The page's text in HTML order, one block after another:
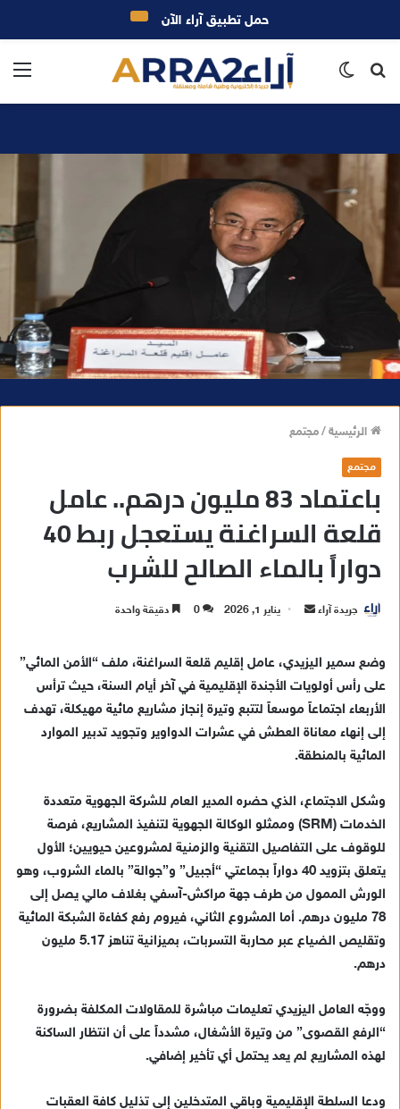
بحث
الرئيسية/مجتمع
مجتمع
باعتماد 83 مليون درهم.. عامل
قلعة السراغنة يستعجل ربط 40
دواراً بالماء الصالح للشرب
جريدة آراء
ي
د
إ
ل
ك
ت
يناير 1, 2026 0 دقيقة واحدة
وضع سمير اليزيدي، عامل إقليم قلعة السراغنة، ملف “الأمن المائي”
على رأس أولويات الأجندة الإقليمية في آخر أيام السنة، حيث ترأس
الأربعاء اجتماعاً موسعاً لتتبع وتيرة إنجاز مشاريع مائية مهيكلة، تهدف
إلى إنهاء معاناة العطش في عشرات الدواوير وتجويد تدبير الموارد
المائية بالمنطقة.
وشكل الاجتماع، الذي حضره المدير العام للشركة الجهوية متعددة
الخدمات (SRM) وممثلو الوكالة الجهوية لتنفيذ المشاريع، فرصة
للوقوف على التفاصيل التقنية والزمنية لمشروعين حيويين؛ الأول
يتعلق بتزويد 40 دواراً بجماعتي “أجبيل” و”جوالة” بالماء الشروب، وهو
الورش الممول من طرف جهة مراكش-آسفي بغلاف مالي يصل إلى
78 مليون درهم. أما المشروع الثاني، فيروم رفع كفاءة الشبكة المائية
وتقليص الضياع عبر محاربة التسربات، بميزانية تناهز 5.17 مليون
درهم.
ووجّه العامل اليزيدي تعليمات مباشرة للمقاولات المكلفة بضرورة
“الرفع القصوى” من وتيرة الأشغال، مشدداً على أن انتظار الساكنة
لهذه المشاريع لم يعد يحتمل أي تأخير إضافي.
ودعا السلطة الإقليمية وباقي المتدخلين إلى تذليل كافة العقبات
حمل تطبيق آراء الآن